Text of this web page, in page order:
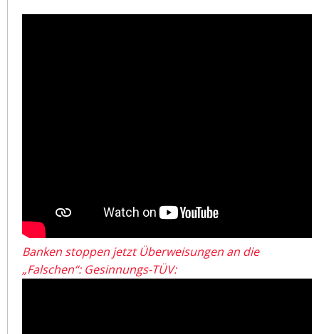
Banken stoppen jetzt Überweisungen an die
„Falschen“: Gesinnungs-TÜV: